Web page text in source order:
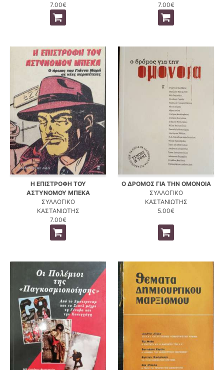
7.00€
7.00€
Η ΕΠΙΣΤΡΟΦΗ ΤΟΥ
ΑΣΤΥΝΟΜΟΥ ΜΠΕΚΑ
ΣΥΛΛΟΓΙΚΟ
ΚΑΣΤΑΝΙΩΤΗΣ
7.00€
Ο ΔΡΟΜΟΣ ΓΙΑ ΤΗΝ ΟΜΟΝΟΙΑ
ΣΥΛΛΟΓΙΚΟ
ΚΑΣΤΑΝΙΩΤΗΣ
5.00€